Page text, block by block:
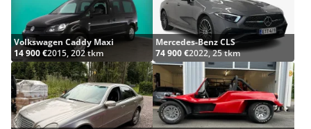
Volkswagen Caddy Maxi
14 900 €2015, 202 tkm
Mercedes-Benz CLS
74 900 €2022, 25 tkm